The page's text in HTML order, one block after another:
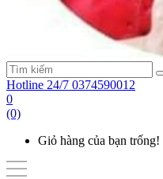
Hotline 24/7 0374590012
0
(0)
Giỏ hàng của bạn trống!